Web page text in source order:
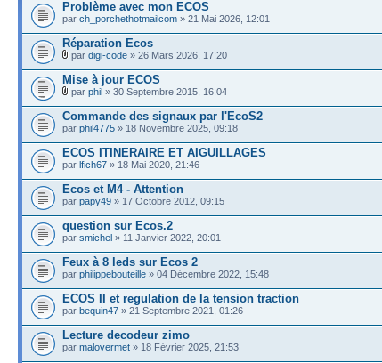
Problème avec mon ECOS
par ch_porchethotmailcom » 21 Mai 2026, 12:01
Réparation Ecos
par digi-code » 26 Mars 2026, 17:20
Mise à jour ECOS
par phil » 30 Septembre 2015, 16:04
Commande des signaux par l'EcoS2
par phil4775 » 18 Novembre 2025, 09:18
ECOS ITINERAIRE ET AIGUILLAGES
par lfich67 » 18 Mai 2020, 21:46
Ecos et M4 - Attention
par papy49 » 17 Octobre 2012, 09:15
question sur Ecos.2
par smichel » 11 Janvier 2022, 20:01
Feux à 8 leds sur Ecos 2
par philippebouteille » 04 Décembre 2022, 15:48
ECOS II et regulation de la tension traction
par bequin47 » 21 Septembre 2021, 01:26
Lecture decodeur zimo
par malovermet » 18 Février 2025, 21:53